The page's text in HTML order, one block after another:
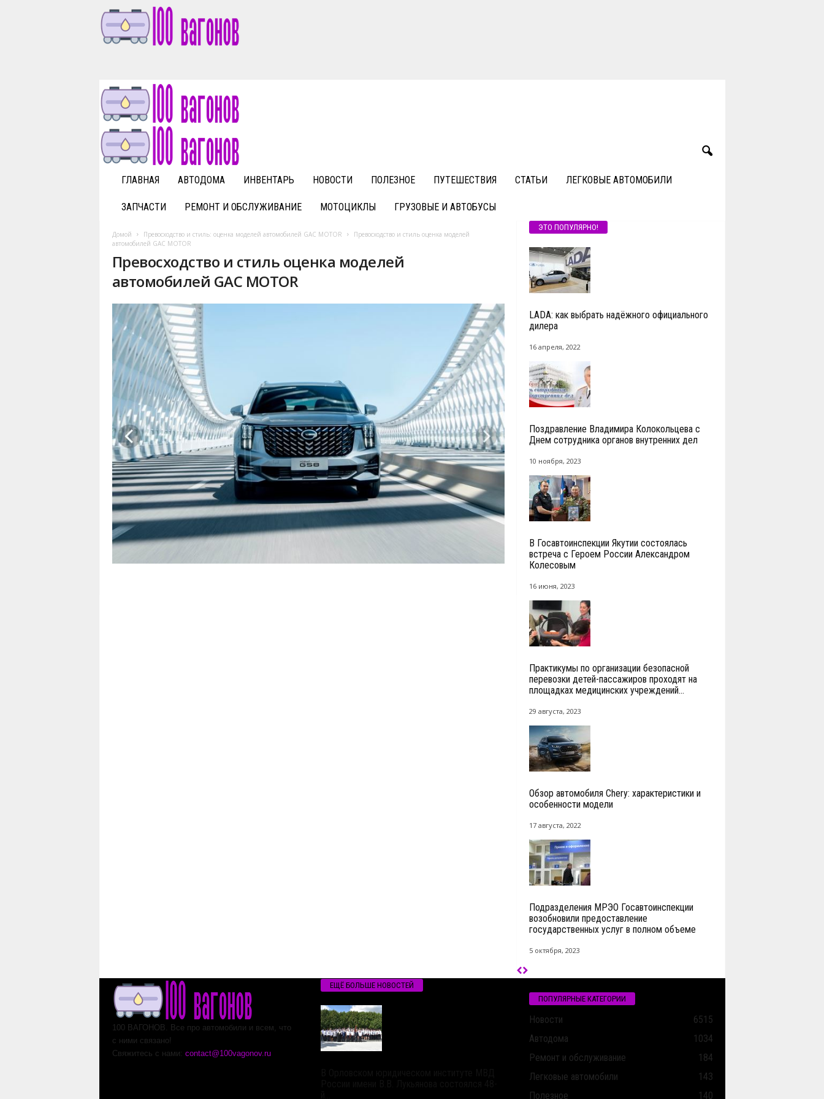
v
a
n
o
ГЛАВНАЯ АВТОДОМА ИНВЕНТАРЬ НОВОСТИ ПОЛЕЗНОЕ ПУТЕШЕСТВИЯ СТАТЬИ ЛЕГКОВЫЕ АВТОМОБИЛИ
ЗАПЧАСТИ РЕМОНТ И ОБСЛУЖИВАНИЕ МОТОЦИКЛЫ ГРУЗОВЫЕ И АВТОБУСЫ
Домой Превосходство и стиль: оценка моделей автомобилей GAC MOTOR
Превосходство и стиль оценка моделей
автомобилей GAC MOTOR
Превосходство и стиль оценка моделей
автомобилей GAC MOTOR
ЭТО ПОПУЛЯРНО!
LADA: как выбрать надёжного официального
дилера
16 апреля, 2022
Поздравление Владимира Колокольцева с
Днем сотрудника органов внутренних дел
10 ноября, 2023
В Госавтоинспекции Якутии состоялась
встреча с Героем России Александром
Колесовым
16 июня, 2023
Практикумы по организации безопасной
перевозки детей-пассажиров проходят на
площадках медицинских учреждений...
29 августа, 2023
Обзор автомобиля Chery: характеристики и
особенности модели
17 августа, 2022
Подразделения МРЭО Госавтоинспекции
возобновили предоставление
государственных услуг в полном объеме
5 октября, 2023
100 ВАГОНОВ. Все про автомобили и всем, что
с ними связано!
Свяжитесь с нами: contact@100vagonov.ru
ЕЩЁ БОЛЬШЕ НОВОСТЕЙ
ПОПУЛЯРНЫЕ КАТЕГОРИИ
Новости
6515
Автодома
1034
Ремонт и обслуживание
184
Легковые автомобили
143
Полезное
140